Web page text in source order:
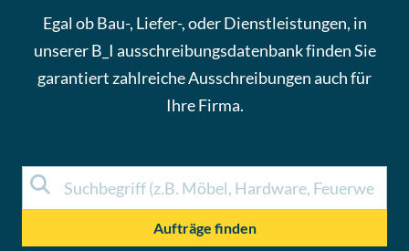
Egal ob Bau-, Liefer-, oder Dienstleistungen, in
unserer B_I ausschreibungsdatenbank finden Sie
garantiert zahlreiche Ausschreibungen auch für
Ihre Firma.
Aufträge finden